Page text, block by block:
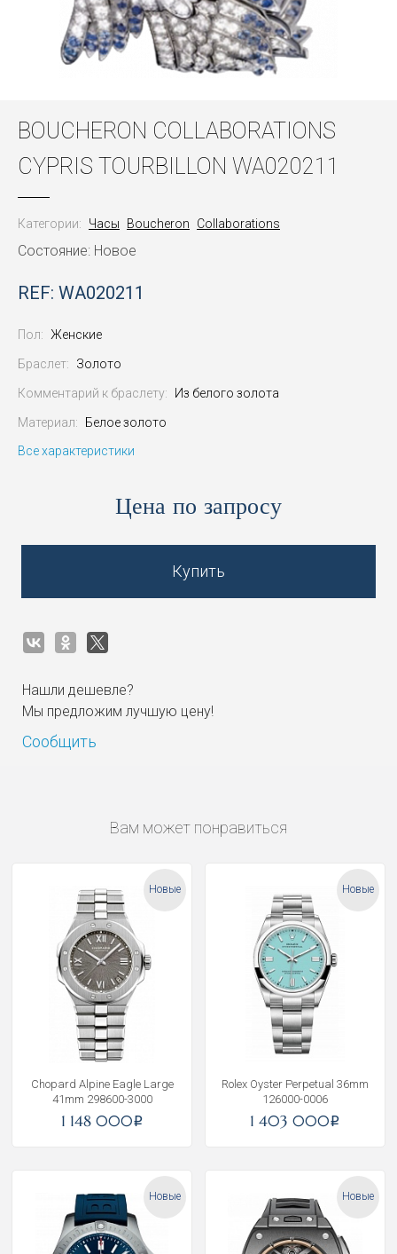
BOUCHERON COLLABORATIONS
CYPRIS TOURBILLON WA020211
Категории: Часы Boucheron Collaborations
Состояние: Новое
REF: WA020211
Пол: Женские
Браслет: Золото
Комментарий к браслету: Из белого золота
Материал:
Белое золото
Все характеристики
Цена по запросу
Купить
Нашли дешевле?
Мы предложим лучшую цену!
Сообщить
Вам может понравиться
Новые
Chopard Alpine Eagle Large
41mm 298600-3000
1 148 000i
Новые
Rolex Oyster Perpetual 36mm
126000-0006
1 403 000i
Новые Новые